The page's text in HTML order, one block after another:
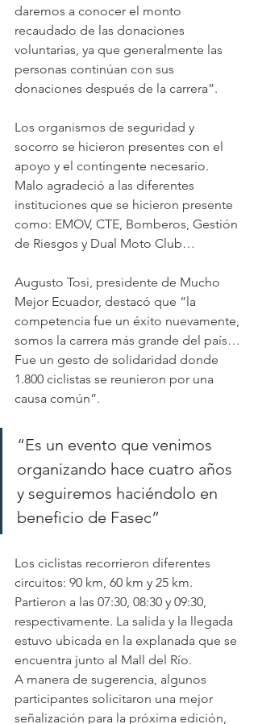
daremos a conocer el monto
recaudado de las donaciones
voluntarias, ya que generalmente las
personas continúan con sus
donaciones después de la carrera”.
Los organismos de seguridad y
socorro se hicieron presentes con el
apoyo y el contingente necesario.
Malo agradeció a las diferentes
instituciones que se hicieron presente
como: EMOV, CTE, Bomberos, Gestión
de Riesgos y Dual Moto Club…
Augusto Tosi, presidente de Mucho
Mejor Ecuador, destacó que “la
competencia fue un éxito nuevamente,
somos la carrera más grande del país…
Fue un gesto de solidaridad donde
1.800 ciclistas se reunieron por una
causa común”.
“Es un evento que venimos
organizando hace cuatro años
y seguiremos haciéndolo en
beneficio de Fasec”
Los ciclistas recorrieron diferentes
circuitos: 90 km, 60 km y 25 km.
Partieron a las 07:30, 08:30 y 09:30,
respectivamente. La salida y la llegada
estuvo ubicada en la explanada que se
encuentra junto al Mall del Río.
A manera de sugerencia, algunos
participantes solicitaron una mejor
señalización para la próxima edición,